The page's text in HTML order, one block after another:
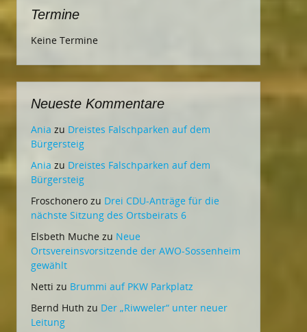
Termine
Keine Termine
Neueste Kommentare
Ania zu Dreistes Falschparken auf dem
Bürgersteig
Ania zu Dreistes Falschparken auf dem
Bürgersteig
Froschonero zu Drei CDU-Anträge für die
nächste Sitzung des Ortsbeirats 6
Elsbeth Muche zu Neue
Ortsvereinsvorsitzende der AWO-Sossenheim
gewählt
Netti zu Brummi auf PKW Parkplatz
Bernd Huth zu Der „Riwweler“ unter neuer
Leitung